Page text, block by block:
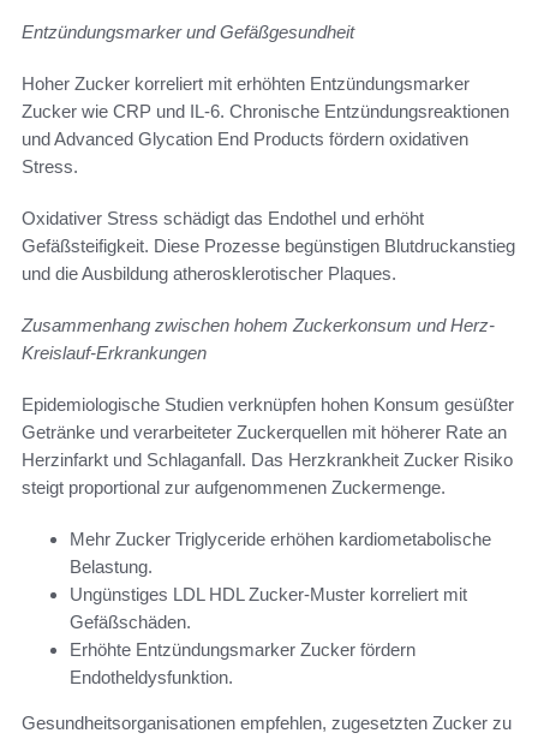
Entzündungsmarker und Gefäßgesundheit
Hoher Zucker korreliert mit erhöhten Entzündungsmarker
Zucker wie CRP und IL-6. Chronische Entzündungsreaktionen
und Advanced Glycation End Products fördern oxidativen
Stress.
Oxidativer Stress schädigt das Endothel und erhöht
Gefäßsteifigkeit. Diese Prozesse begünstigen Blutdruckanstieg
und die Ausbildung atherosklerotischer Plaques.
Zusammenhang zwischen hohem Zuckerkonsum und Herz-
Kreislauf-Erkrankungen
Epidemiologische Studien verknüpfen hohen Konsum gesüßter
Getränke und verarbeiteter Zuckerquellen mit höherer Rate an
Herzinfarkt und Schlaganfall. Das Herzkrankheit Zucker Risiko
steigt proportional zur aufgenommenen Zuckermenge.
Mehr Zucker Triglyceride erhöhen kardiometabolische
Belastung.
Ungünstiges LDL HDL Zucker-Muster korreliert mit
Gefäßschäden.
Erhöhte Entzündungsmarker Zucker fördern
Endotheldysfunktion.
Gesundheitsorganisationen empfehlen, zugesetzten Zucker zu